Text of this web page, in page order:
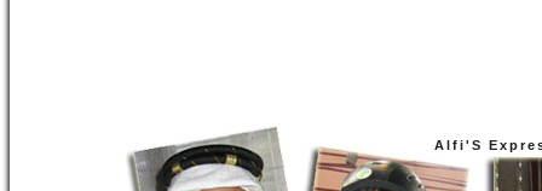
Alfi'S